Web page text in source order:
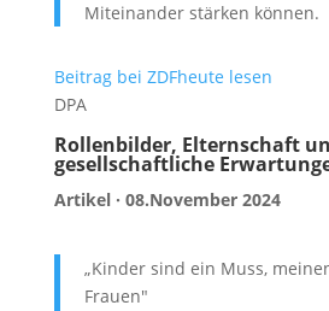
Miteinander stärken können.
Beitrag bei ZDFheute lesen
DPA
Rollenbilder, Elternschaft
gesellschaftliche
Artikel · 08.November 2024
„Kinder sind ein Muss,
Frauen"